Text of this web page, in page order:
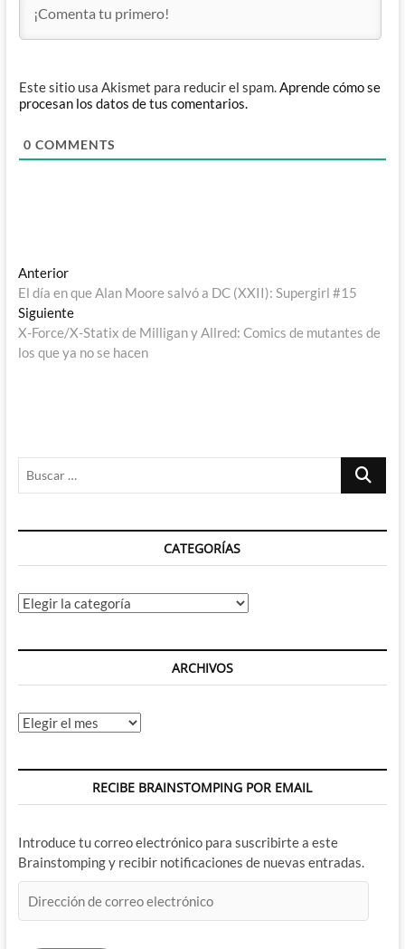
Este sitio usa Akismet para reducir el spam.Aprende cómo se
procesan los datos de tus comentarios.
0 COMMENTS
Navegación
de
entradas
AnteriorEntrada
anterior:
El día en que Alan Moore salvó a DC (XXII): Supergirl #15
SiguienteEntrada
siguiente:
X-Force/X-Statix de Milligan y Allred: Comics de mutantes de
los que ya no se hacen
Buscar
CATEGORÍAS
Categorías
ARCHIVOS
Archivos
RECIBE BRAINSTOMPING POR EMAIL
Introduce tu correo electrónico para suscribirte a este
Brainstomping y recibir notificaciones de nuevas entradas.
de